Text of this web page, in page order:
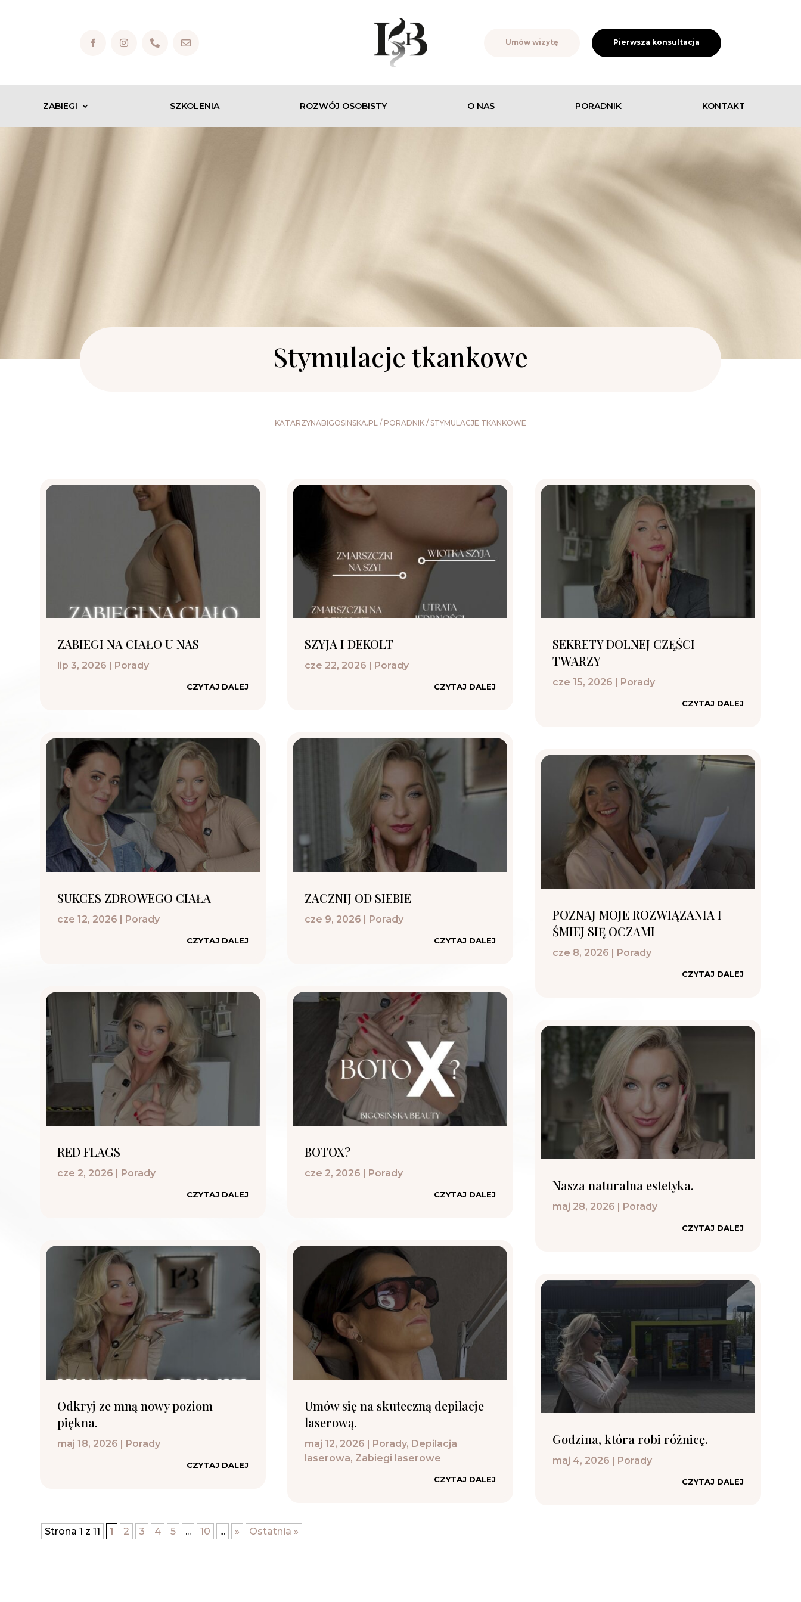
  Umów wizytę Pierwsza konsultacja
ZABIEGI SZKOLENIA ROZWÓJ OSOBISTY O NAS PORADNIK KONTAKT
Stymulacje tkankowe
KATARZYNABIGOSINSKA.PL / PORADNIK /STYMULACJE TKANKOWE
ZABIEGI NA CIAŁO U NAS
lip 3, 2026 Porady
CZYTAJ DALEJ
SUKCES ZDROWEGO CIAŁA
cze 12, 2026 Porady
CZYTAJ DALEJ
RED FLAGS
cze 2, 2026 Porady
CZYTAJ DALEJ
Odkryj ze mną nowy poziom
piękna.
maj 18, 2026 Porady
CZYTAJ DALEJ
SZYJA I DEKOLT
cze 22, 2026 Porady
CZYTAJ DALEJ
ZACZNIJ OD SIEBIE
cze 9, 2026 Porady
CZYTAJ DALEJ
BOTOX?
cze 2, 2026 Porady
CZYTAJ DALEJ
Umów się na skuteczną depilacje
laserową.
maj 12, 2026 Porady, Depilacja
laserowa, Zabiegi laserowe
CZYTAJ DALEJ
SEKRETY DOLNEJ CZĘŚCI
TWARZY
cze 15, 2026 Porady
CZYTAJ DALEJ
POZNAJ MOJE ROZWIĄZANIA I
ŚMIEJ SIĘ OCZAMI
cze 8, 2026 Porady
CZYTAJ DALEJ
Nasza naturalna estetyka.
maj 28, 2026 Porady
CZYTAJ DALEJ
Godzina, która robi różnicę.
maj 4, 2026 Porady
CZYTAJ DALEJ
Strona 1 z 11 1 2 3 4 5 ... 10 ... » Ostatnia »